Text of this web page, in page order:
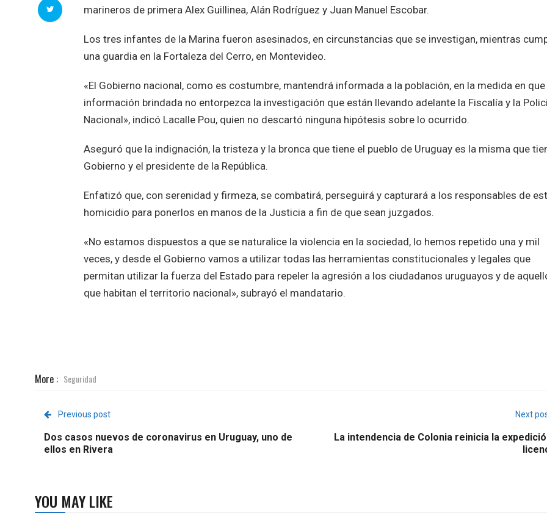
marineros de primera Alex Guillinea, Alán Rodríguez y Juan Manuel Escobar.
Los tres infantes de la Marina fueron asesinados, en circunstancias que se investigan, mientras
una guardia en la Fortaleza del Cerro, en Montevideo.
«El Gobierno nacional, como es costumbre, mantendrá informada a la población, en la medida en
información brindada no entorpezca la investigación que están llevando adelante la Fiscalía y la
Nacional», indicó Lacalle Pou, quien no descartó ninguna hipótesis sobre lo ocurrido.
Aseguró que la indignación, la tristeza y la bronca que tiene el pueblo de Uruguay es la misma que
Gobierno y el presidente de la República.
Enfatizó que, con serenidad y firmeza, se combatirá, perseguirá y capturará a los responsables de
homicidio para ponerlos en manos de la Justicia a fin de que sean juzgados.
«No estamos dispuestos a que se naturalice la violencia en la sociedad, lo hemos repetido una y mil
veces, y desde el Gobierno vamos a utilizar todas las herramientas constitucionales y legales que
permitan utilizar la fuerza del Estado para repeler la agresión a los ciudadanos uruguayos y de
que habitan el territorio nacional», subrayó el mandatario.
More : Seguridad
Previous post
Dos casos nuevos de coronavirus en Uruguay, uno de
ellos en Rivera
Next
La intendencia de Colonia reinicia la
YOU MAY LIKE